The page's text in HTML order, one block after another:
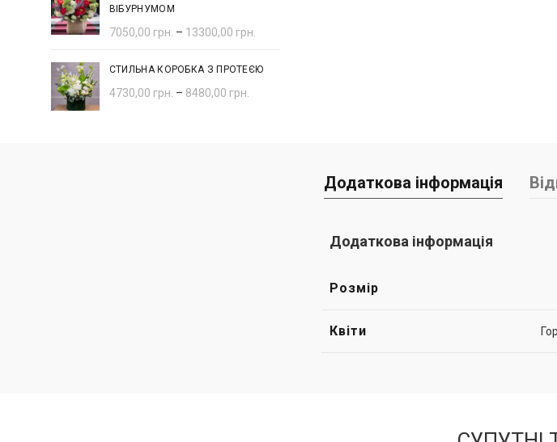
ВІБУРНУМОМ
7050,00 грн. – 13300,00 грн.
СТИЛЬНА КОРОБКА З ПРОТЕЄЮ
4730,00 грн. – 8480,00 грн.
Додаткова інформація
Додаткова інформація
Розмір
Квіти